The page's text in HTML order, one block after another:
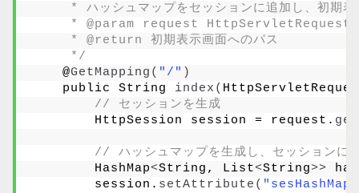
* ハッシュマップをセッションに追加し、初期表
* @param request HttpServletRequestオ
     * @return 初期表示画面へのパス
     */
    @
GetMapping ( "/" )
    public String
index (
// セッションを生成
        HttpSession session = request.
// ハッシュマップを生成し、セッションに
        HashMap
<String, List<String>>
        session.
setAttribute ( "sesHashMap"